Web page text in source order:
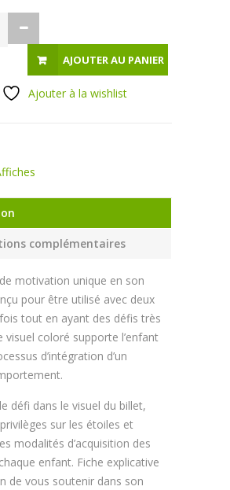
AJOUTER AU PANIER
Ajouter à la wishlist
complémentaires
motivation unique en son
pour être utilisé avec deux
tout en ayant des défis très
visuel coloré supporte l’enfant
d’intégration d’un
défi dans le visuel du billet,
sur les étoiles et
modalités d’acquisition des
enfant. Fiche explicative
de vous soutenir dans son